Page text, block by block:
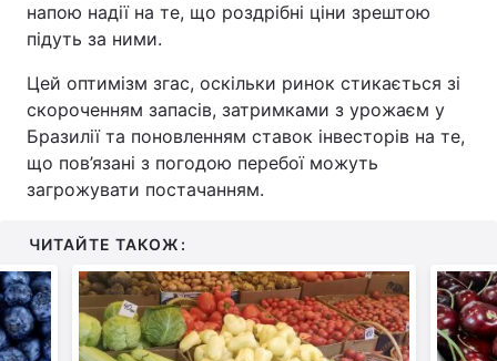
напою надії на те, що роздрібні ціни зрештою
підуть за ними.
Цей оптимізм згас, оскільки ринок стикається зі
скороченням запасів, затримками з урожаєм у
Бразилії та поновленням ставок інвесторів на те,
що пов’язані з погодою перебої можуть
загрожувати постачанням.
ЧИТАЙТЕ ТАКОЖ: